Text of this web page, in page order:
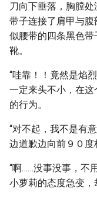
刀向下垂落，胸膛
带子连接了肩甲与
似腰带的四条黑色
靴。
“哇靠！！竟然是焰
一定来头不小，在
的行为。
“对不起，我不是有
边道歉边向前９０度
“啊……没事没事，不
小萝莉的态度急变